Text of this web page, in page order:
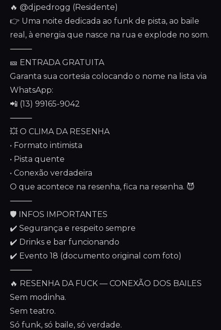
🔥 @djpedrogg (Residente)
👉 Uma noite dedicada ao funk de pista, ao baile
real, à energia que nasce na rua e explode no som.
⸻
🎫 ENTRADA GRATUITA
Garanta sua cortesia colocando o nome na lista via
WhatsApp:
📲 (13) 99165-9042
⸻
💥 O CLIMA DA RESENHA
• Formato intimista
• Pista quente
• Conexão verdadeira
O que acontece na resenha, fica na resenha. 😈
⸻
🛡️ INFOS IMPORTANTES
✔️ Segurança e respeito sempre
✔️ Drinks e bar funcionando
✔️ Evento 18 (documento original com foto)
⸻
🔥 RESENHA DA FUCK — CONEXÃO DOS BAILES
Sem modinha.
Sem teatro.
Só funk, só baile, só verdade.